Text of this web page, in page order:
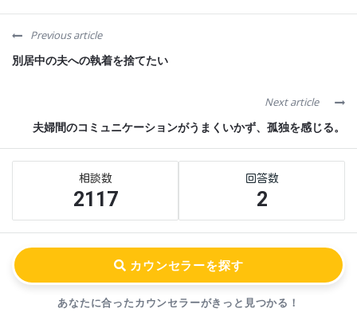
Previous article
別居中の夫への執着を捨てたい
Next article
夫婦間のコミュニケーションがうまくいかず、孤独を感じる。
Sidebar
2117 2
あなたに合ったカウンセラーがきっと見つかる！